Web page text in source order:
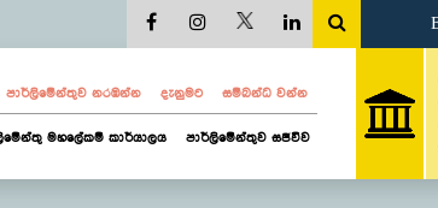
පාර්ලි‌මේන්තුව නරඹන්න දැනුමට සම්බන්ධ වන්න
මහලේකම් කාර්යාලය පාර්ලිමේන්තුව සජීවීව